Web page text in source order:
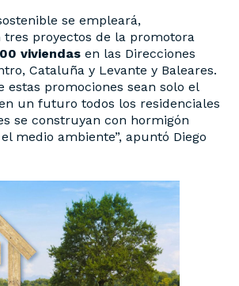
se empleará,
tres proyectos de la promotora
viviendas en las Direcciones
Cataluña y Levante y Baleares.
estas promociones sean solo el
un futuro todos los residenciales
se construyan con hormigón
medio ambiente”, apuntó Diego